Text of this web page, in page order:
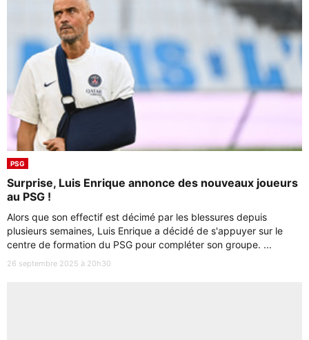
PSG
Surprise, Luis Enrique annonce des nouveaux joueurs
au PSG !
Alors que son effectif est décimé par les blessures depuis
plusieurs semaines, Luis Enrique a décidé de s'appuyer sur le
centre de formation du PSG pour compléter son groupe. ...
26 septembre 2025 à 20h30